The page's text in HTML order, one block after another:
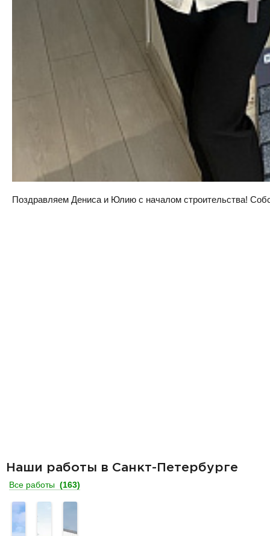
Поздравляем Дениса и Юлию с началом строительства!
Наши работы в Санкт-Петербурге
Все работы (163)